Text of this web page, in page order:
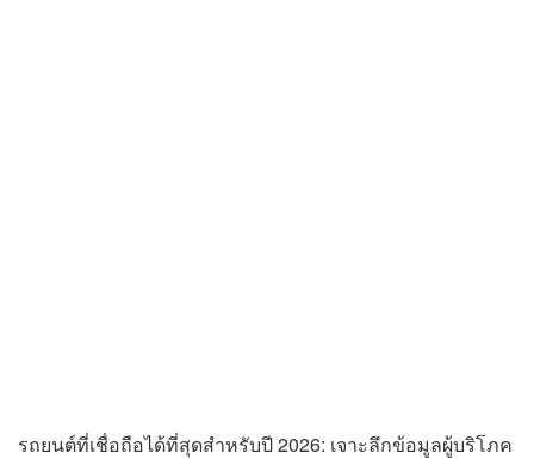
รถยนต์ที่เชื่อถือได้ที่สุดสำหรับปี 2026: เจาะลึกข้อมูลผู้บริโภค